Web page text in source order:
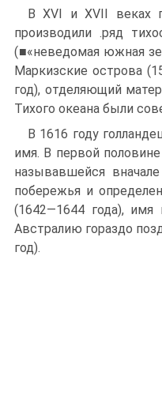
В XVI и XVII веках
производили .ряд
(■«неведомая южная
Маркизские острова
год), отделяющий
Тихого океана были
В 1616 году
имя. В первой
называвшейся
побережья и
(1642—1644 года), имя
Австралию гораздо
год).